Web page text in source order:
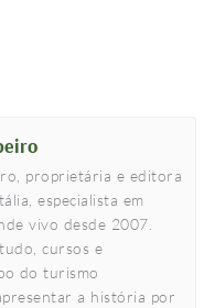
proprietária e editora
especialista em
vivo desde 2007.
cursos e
do turismo
a história por